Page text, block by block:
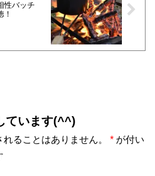
性バッチ
ています(^^)
ることはありません。 * が付い